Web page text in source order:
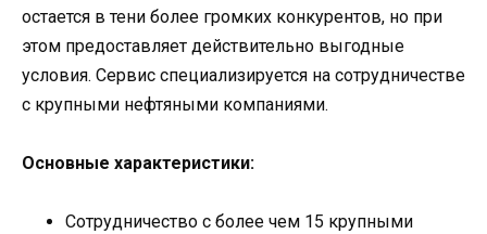
остается в тени более громких конкурентов, но при
этом предоставляет действительно выгодные
условия. Сервис специализируется на сотрудничестве
с крупными нефтяными компаниями.
Основные характеристики:
Сотрудничество с более чем 15 крупными